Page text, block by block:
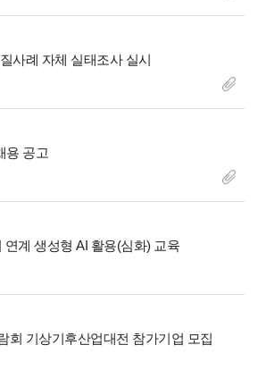
사례 자체 실태조사 실시
용 공고
계 생성형 AI 활용(심화) 교육
회 기상기후산업대전 참가기업 모집